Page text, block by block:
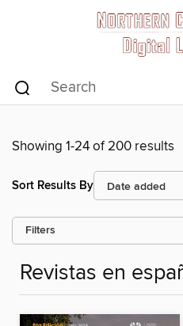
Showing 1-24 of 200 results
Sort Results By
Filters
Revistas en